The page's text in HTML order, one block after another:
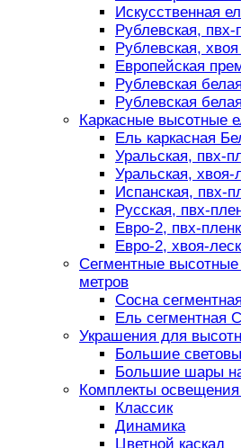
Искусственная
Рублевская, пвх-
Рублевская,
Европейская
Рублевская
Рублевская
Каркасные высотные
Ель каркасная
Уральская, пвх-
Уральская, хвоя-
Испанская, пвх-
Русская, пвх-
Евро-2, пвх-
Евро-2, хвоя-
Сегментные высотные
метров
Сосна
Ель сегментная
Украшения для
Большие
Большие шары
Комплекты
Классик
Динамика
Цветной каскад